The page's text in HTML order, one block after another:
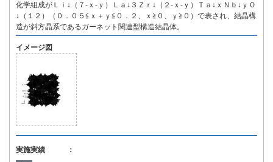
化学組成がＬｉ↓（７-ｘ-ｙ）Ｌａ↓３Ｚｒ↓（２-ｘ-ｙ）Ｔａ↓ｘＮｂ↓ｙＯ
↓（１２）（０．０５≦ｘ＋ｙ≦０．２、ｘ≧０、ｙ≧０）で表され、結晶構
造が斜方晶系であるガーネット関連型構造結晶体。
イメージ図
実施実績 ：